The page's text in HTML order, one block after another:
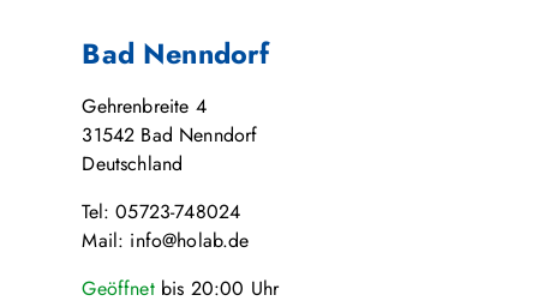
Bad Nenndorf
Gehrenbreite 4
31542 Bad Nenndorf
Deutschland
Tel: 05723-748024
Mail: info@holab.de
Geöffnet bis 20:00 Uhr